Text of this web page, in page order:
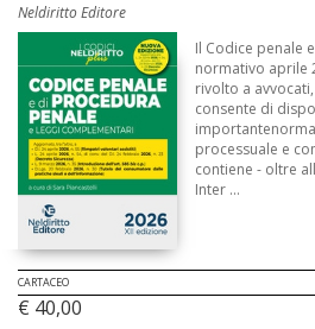
Neldiritto Editore
Il Codice penale
normativo aprile
rivolto a
consente di
processuale e
contiene - oltre
Inter ...
CARTACEO
€ 40,00